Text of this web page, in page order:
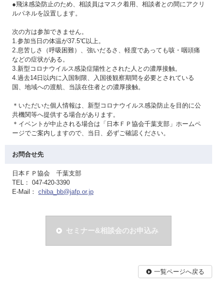
●飛沫感染防止のため、相談員はマスク着用、相談者との間にアクリ
ルパネルを設置します。
次の方は参加できません。
1.参加当日の体温が37.5℃以上。
2.息苦しさ（呼吸困難）、強いだるさ、軽度であっても咳・咽頭痛
などの症状がある。
3.新型コロナウイルス感染症陽性とされた人との濃厚接触。
4.過去14日以内に入国制限、入国後観察期間を必要とされている
国、地域への渡航、当該在住者との濃厚接触。
＊いただいた個人情報は、新型コロナウイルス感染防止を目的に公
共機関等へ提供する場合があります。
＊イベントが中止される場合は「日本ＦＰ協会千葉支部」ホームペ
ージでご案内しますので、当日、必ずご確認ください。
お問合せ先
日本ＦＰ協会 千葉支部
TEL： 047-420-3390
E-Mail： chiba_bb@jafp.or.jp
セミナー&相談会のお申込み
一覧ページへ戻る